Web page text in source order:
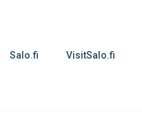
Salo.fi VisitSalo.fi